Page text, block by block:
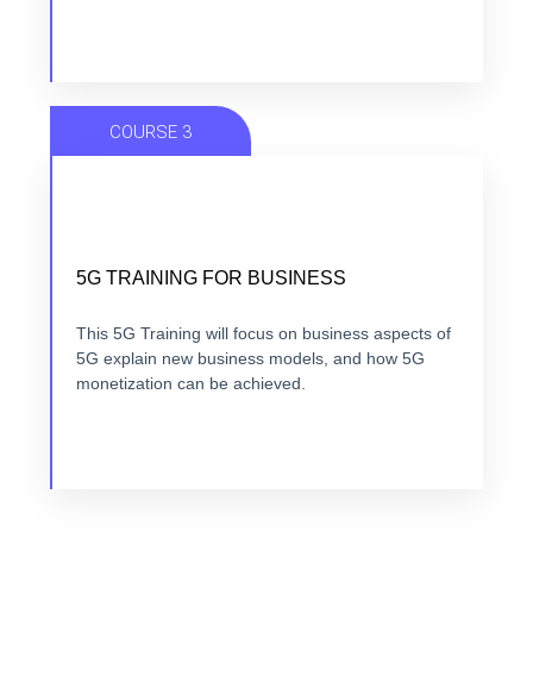
COURSE 3
5G TRAINING FOR BUSINESS
This 5G Training will focus on business aspects of
5G explain new business models, and how 5G
monetization can be achieved.
CASE
VIEW COURSE